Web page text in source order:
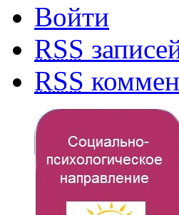
Войти
RSS
RSS